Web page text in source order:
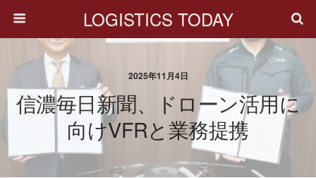
LOGISTICS TODAY
2025年11月4日
信濃毎日新聞、ドローン活用に
向けVFRと業務提携